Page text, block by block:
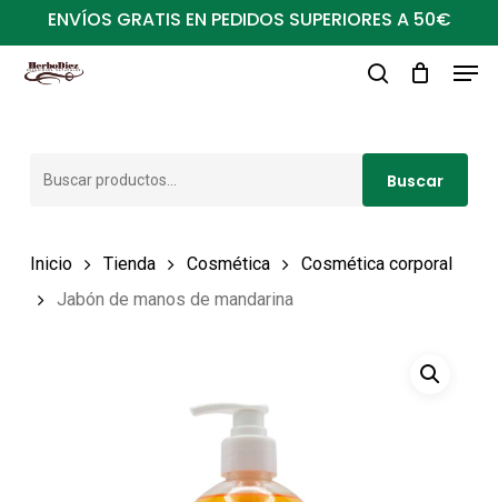
al
contenido
ENVÍOS GRATIS EN PEDIDOS SUPERIORES A 50€
Buscar
Inicio Tienda Cosmética
Cosmética corporal
Jabón de manos de mandarina
Close